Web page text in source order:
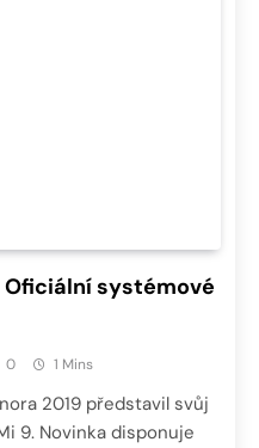
Oficiální systémové
0 1 Mins
2019 představil svůj
9. Novinka disponuje